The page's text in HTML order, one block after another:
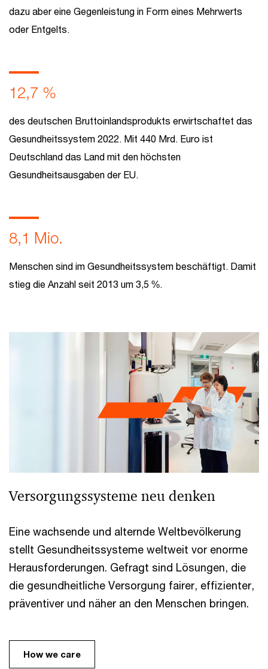
dazu aber eine Gegenleistung in Form eines Mehrwerts
oder Entgelts.
12,7 %
des deutschen Bruttoinlandsprodukts erwirtschaftet das
Gesundheitssystem 2022. Mit 440 Mrd. Euro ist
Deutschland das Land mit den höchsten
Gesundheitsausgaben der EU.
8,1 Mio.
Menschen sind im Gesundheitssystem beschäftigt. Damit
stieg die Anzahl seit 2013 um 3,5 %.
Versorgungssysteme neu denken
Eine wachsende und alternde Weltbevölkerung
stellt Gesundheitssysteme weltweit vor enorme
Herausforderungen. Gefragt sind Lösungen, die
die gesundheitliche Versorgung fairer, effizienter,
präventiver und näher an den Menschen bringen.
How we care